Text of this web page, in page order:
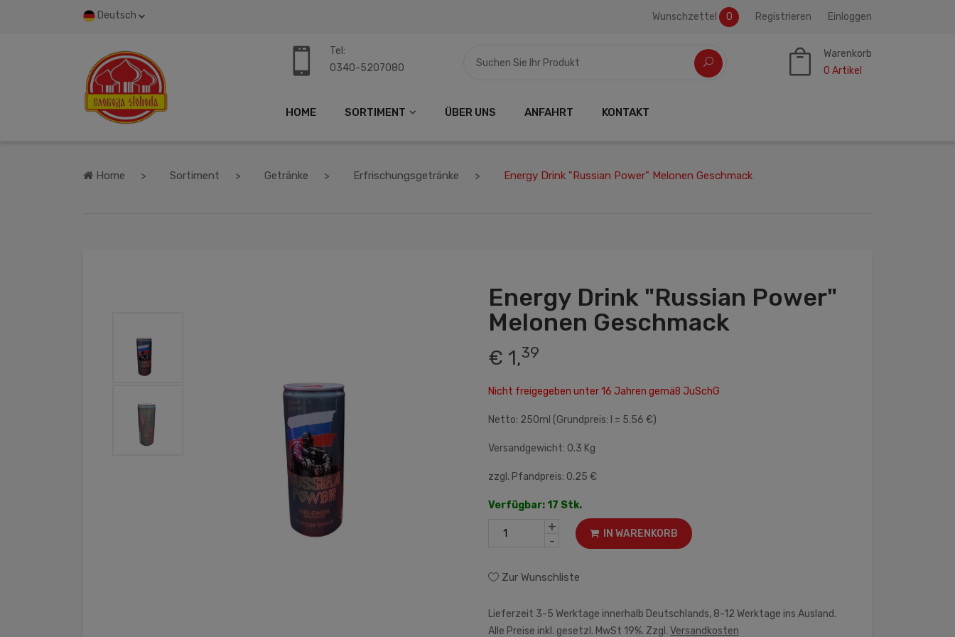
Deutsch Wunschzettel 0 Registrieren Einloggen
Tel:
0340-5207080
Warenkorb
0 Artikel
HOME SORTIMENT ÜBER UNS ANFAHRT KONTAKT
Home Sortiment Getränke Erfrischungsgetränke Energy Drink "Russian Power" Melonen Geschmack
Energy Drink "Russian Power"
Melonen Geschmack
€ 1,39
Nicht freigegeben unter 16 Jahren gemäß JuSchG
Netto: 250ml (Grundpreis: l = 5.56 €)
Versandgewicht: 0.3 Kg
zzgl. Pfandpreis: 0.25 €
Verfügbar: 17 Stk.
+
-
IN WARENKORB
Zur Wunschliste
Lieferzeit 3-5 Werktage innerhalb Deutschlands, 8-12 Werktage ins Ausland.
Alle Preise inkl. gesetzl. MwSt 19%. Zzgl. Versandkosten